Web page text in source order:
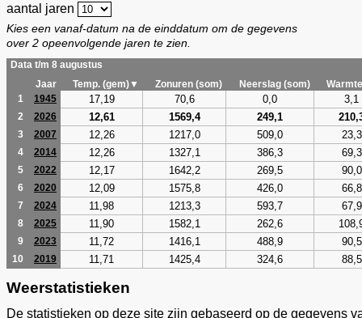
aantal jaren
Kies een vanaf-datum na de einddatum om de gegevens
over 2 opeenvolgende jaren te zien.
Data t/m 8 augustus
Jaar
Temp. (gem)▼ Zonuren (som) Neerslag (som)
1
1945 17,19 70,6 0,0 3,1
2 2026 12,61 1569,4 249,1
3 2007 12,26 1217,0 509,0 23,3
4 2014 12,26 1327,1 386,3 69,3
5 2022 12,17 1642,2 269,5 90,0
6 2020 12,09 1575,8 426,0 66,8
7 2024 11,98 1213,3 593,7 67,9
8 2025 11,90 1582,1 262,6
9 2023 11,72 1416,1 488,9 90,5
10 2019 11,71 1425,4 324,6 88,5
Weerstatistieken
De statistieken op deze site zijn gebaseerd op de gegevens